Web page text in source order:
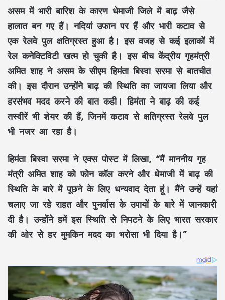
असम में भारी बारिश के कारण धेमाजी जिले में बाढ़ जैसे
हालात बन गए हैं। नदियां उफान पर हैं और भारी कटाव से
एक रेलवे पुल क्षतिग्रस्त हुआ है। इस वजह से कई इलाकों में
रेल कनेक्टिविटी खत्म हो चुकी है। इस बीच केंद्रीय गृहमंत्री
अमित शाह ने असम के सीएम हिमंता बिस्वा सरमा से बातचीत
की। इस दौरान उन्होंने बाढ़ की स्थिति का जायजा लिया और
हरसंभव मदद करने की बात कही। हिमंता ने बाढ़ की कई
तस्वीरें भी शेयर की हैं, जिनमें कटाव से क्षतिग्रस्त रेलवे पुल
भी नजर आ रहा है।
हिमंता बिस्वा सरमा ने एक्स पोस्ट में लिखा, “मैं माननीय गृह
मंत्री अमित शाह को फोन कॉल करने और धेमाजी में बाढ़ की
स्थिति के बारे में पूछने के लिए धन्यवाद देता हूं। मैंने उन्हें यहां
चलाए जा रहे राहत और पुनर्वास के उपायों के बारे में जानकारी
दी है। उन्होंने हमें इस स्थिति से निपटने के लिए भारत सरकार
की ओर से हर मुमकिन मदद का भरोसा भी दिया है।”